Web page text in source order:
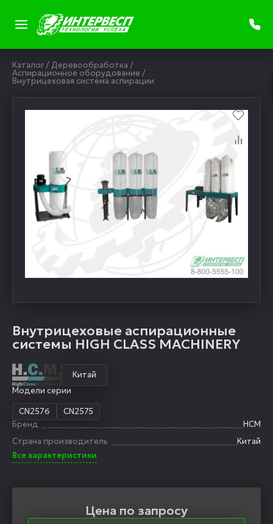
Каталог/ Деревообработка /
Аспирационное оборудование /
Внутрицеховая система аспирации
Внутрицеховые аспирационные
системы HIGH CLASS MACHINERY
Китай
Модели серии
CN2576
CN2575
Бренд
HCM
Страна производитель
Китай
Все характеристики
Цена по запросу